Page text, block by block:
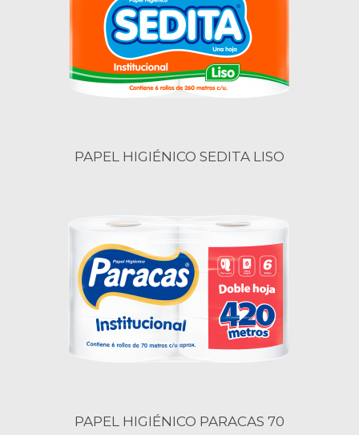
PAPEL HIGIÉNICO SEDITA LISO
PAPEL HIGIÉNICO PARACAS 70